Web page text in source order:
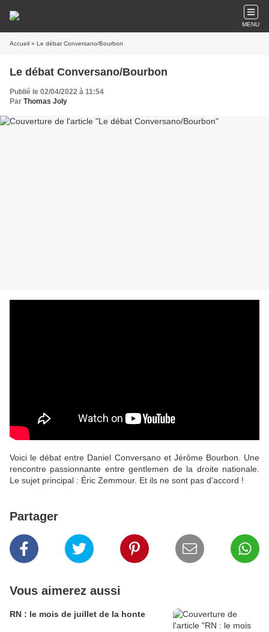
MENU
Accueil » Le débat Conversano/Bourbon
Le débat Conversano/Bourbon
Publié le 02/04/2022 à 11:54
Par Thomas Joly
Voici le débat entre Daniel Conversano et Jérôme Bourbon. Une
rencontre passionnante entre gentlemen de la droite nationale.
Le sujet principal : Éric Zemmour. Et ils ne sont pas d'accord !
Partager
Vous aimerez aussi
RN : le mois de juillet de la honte